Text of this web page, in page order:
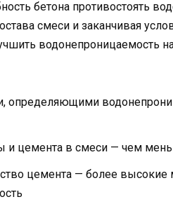
бетона противостоять
смеси и заканчивая
водонепроницаемость
и цемента в смеси — чем
цемента — более